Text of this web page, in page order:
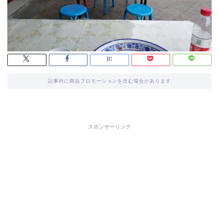
記事内に商品プロモーションを含む場合があります
スポンサーリンク